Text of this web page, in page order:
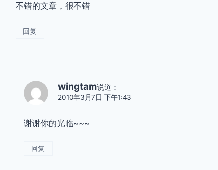
不错的文章，很不错
回复
wingtam说道：
2010年3月7日 下午1:43
谢谢你的光临~~~
回复